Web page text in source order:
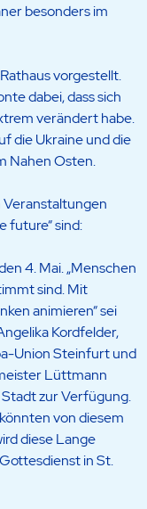
besonders im
vorgestellt.
dabei, dass sich
verändert habe.
die Ukraine und die
Nahen Osten.
future“ sind:
4. Mai. „Menschen
sind. Mit
animieren“ sei
Kordfelder,
Union Steinfurt und
Lüttmann
zur Verfügung.
von diesem
diese Lange
in St.